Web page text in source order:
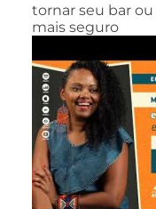
tornar seu bar
mais seguro